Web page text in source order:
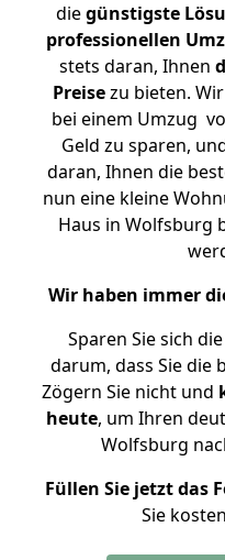
diegünstigste
professionellen
stets daran, Ihnen
Preisezu bieten.
bei einem Umzug
Geld zu sparen,
daran, Ihnen die
nun eine kleine
Haus in Wolfsburg
Wir haben immer
Sparen Sie sich
darum, dass Sie die
Zögern Sie nicht und
heute, um Ihren
Wolfsburg
Füllen Sie jetzt das
Sie